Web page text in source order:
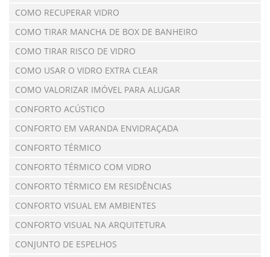
COMO RECUPERAR VIDRO
COMO TIRAR MANCHA DE BOX DE BANHEIRO
COMO TIRAR RISCO DE VIDRO
COMO USAR O VIDRO EXTRA CLEAR
COMO VALORIZAR IMÓVEL PARA ALUGAR
CONFORTO ACÚSTICO
CONFORTO EM VARANDA ENVIDRAÇADA
CONFORTO TÉRMICO
CONFORTO TÉRMICO COM VIDRO
CONFORTO TÉRMICO EM RESIDÊNCIAS
CONFORTO VISUAL EM AMBIENTES
CONFORTO VISUAL NA ARQUITETURA
CONJUNTO DE ESPELHOS